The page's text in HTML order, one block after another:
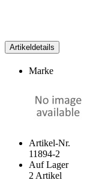
Artikeldetails
Marke
Artikel-Nr.
11894-2
Auf Lager
2 Artikel